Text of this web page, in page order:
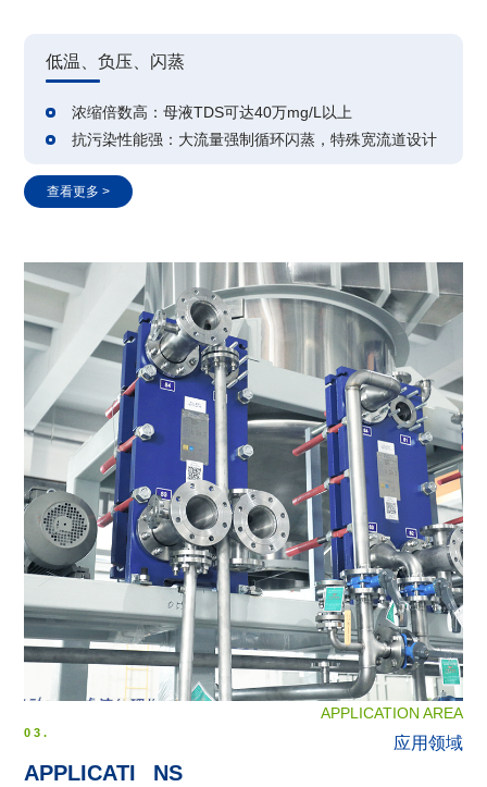
低温、负压、闪蒸
浓缩倍数高：母液TDS可达40万mg/L以上
抗污染性能强：大流量强制循环闪蒸，特殊宽流道设计
查看更多 >
03.
APPLICATI NS
APPLICATION AREA
应用领域